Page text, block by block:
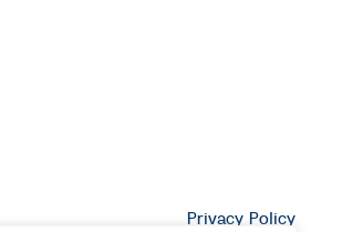
Privacy Policy